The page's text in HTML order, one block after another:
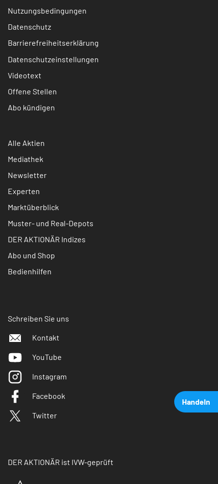
Handeln
Nutzungsbedingungen
Datenschutz
Barrierefreiheitserklärung
Datenschutzeinstellungen
Videotext
Offene Stellen
Abo kündigen
Alle Aktien
Mediathek
Newsletter
Experten
Marktüberblick
Muster- und Real-Depots
DER AKTIONÄR Indizes
Abo und Shop
Bedienhilfen
Schreiben Sie uns
Kontakt
YouTube
Instagram
Facebook
Twitter
DER AKTIONÄR ist IVW-geprüft